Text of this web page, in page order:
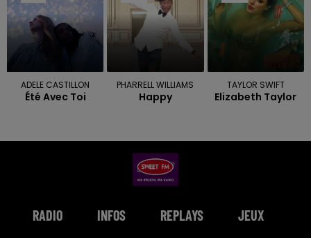
ADELE CASTILLON
Été Avec Toi
PHARRELL WILLIAMS
Happy
TAYLOR SWIFT
Elizabeth Taylor
RADIO INFOS REPLAYS JEUX